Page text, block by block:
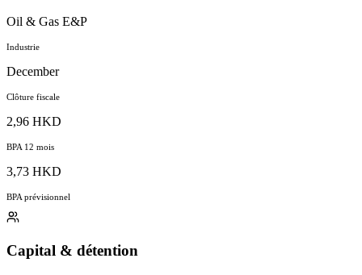
Oil & Gas E&P
Industrie
December
Clôture fiscale
2,96 HKD
BPA 12 mois
3,73 HKD
BPA prévisionnel
Capital & détention